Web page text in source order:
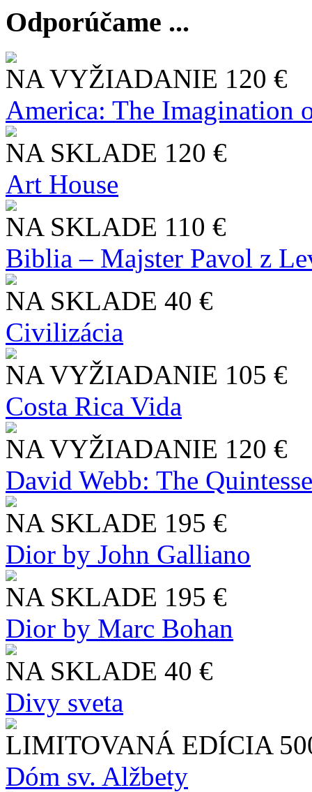
Odporúčame ...
NA VYŽIADANIE 120 €
America: The Imagination
NA SKLADE 120 €
Art House
NA SKLADE 110 €
Biblia – Majster Pavol z
NA SKLADE 40 €
Civilizácia
NA VYŽIADANIE 105 €
Costa Rica Vida
NA VYŽIADANIE 120 €
David Webb: The
NA SKLADE 195 €
Dior by John Galliano
NA SKLADE 195 €
Dior by Marc Bohan
NA SKLADE 40 €
Divy sveta
LIMITOVANÁ EDÍCIA
Dóm sv. Alžbety